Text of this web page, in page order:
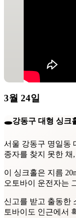
3월 24일
🕳️강동구 대형 싱크
서울 강동구 명일동
종자를 찾지 못한
이 싱크홀은 지름
오토바이 운전자는
신고를 받고 출동한
토바이도 인근에서